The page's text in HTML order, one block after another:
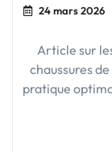
24 mars 2026
Article sur
chaussures
pratique